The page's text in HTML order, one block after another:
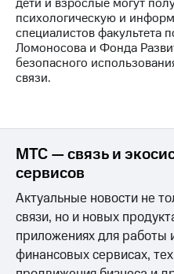
"МТС"
Собрания
акционеров
Личный
Контроль
и
аудит
Рынок
акций
Описание
Программа
приобретения
Порядок
психологическую и
специалистов
Ломоносова и Фонда
безопасного
связи.
МТС — связь и
сервисов
Актуальные новости не
связи, но и новых
приложениях для работы
финансовых сервисах,